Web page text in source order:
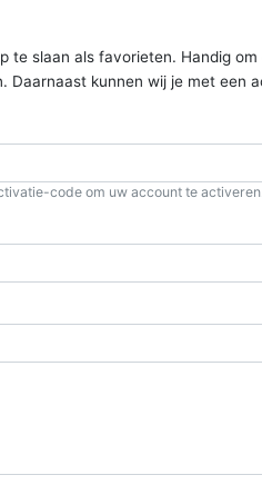
te slaan als favorieten. Handig
Daarnaast kunnen wij je met
code om uw account te